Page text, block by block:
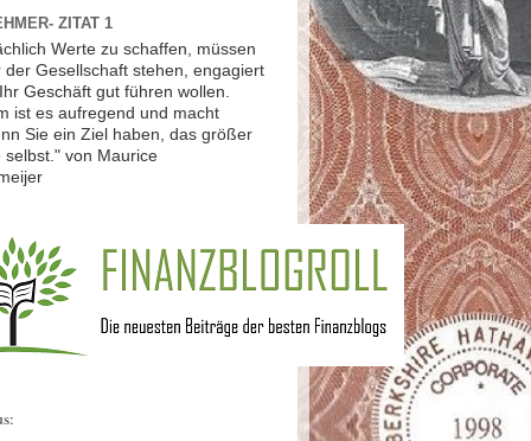
ZITAT 1
Werte zu schaffen, müssen
der Gesellschaft stehen, engagiert
Geschäft gut führen wollen.
ist es aufregend und macht
Sie ein Ziel haben, das größer
selbst." von Maurice